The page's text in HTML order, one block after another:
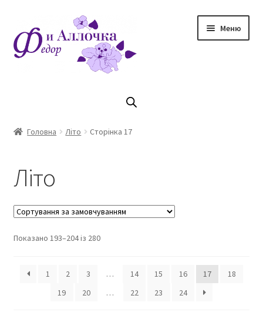
до
навігації
до
контенту
Меню
Кошик
Оплата та доставка
Контакти
Головна Літо Сторінка 17
Літо
Показано 193–204 із 280
1 2 3 … 14 15 16 17
18
19
20 … 22 23 24